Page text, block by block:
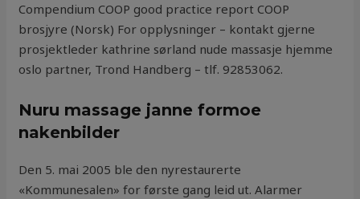
Compendium COOP good practice report COOP
brosjyre (Norsk) For opplysninger – kontakt gjerne
prosjektleder kathrine sørland nude massasje hjemme
oslo partner, Trond Handberg – tlf. 92853062.
Nuru massage janne formoe
nakenbilder
Den 5. mai 2005 ble den nyrestaurerte
«Kommunesalen» for første gang leid ut. Alarmer